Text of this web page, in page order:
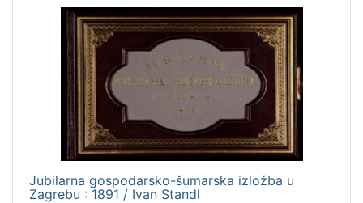
Jubilarna gospodarsko-šumarska izložba u
Zagrebu : 1891 / Ivan Standl